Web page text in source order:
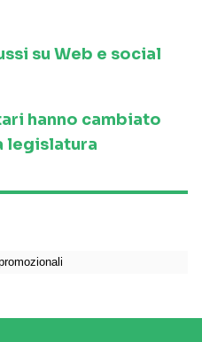
su Web e social
hanno cambiato
legislatura